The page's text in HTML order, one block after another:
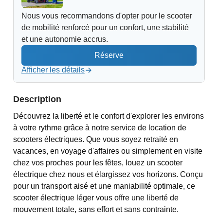
Nous vous recommandons d'opter pour le scooter
de mobilité renforcé pour un confort, une stabilité
et une autonomie accrus.
Afficher les détails
Description
Découvrez la liberté et le confort d'explorer les environs
à votre rythme grâce à notre service de location de
scooters électriques. Que vous soyez retraité en
vacances, en voyage d'affaires ou simplement en visite
chez vos proches pour les fêtes, louez un scooter
électrique chez nous et élargissez vos horizons. Conçu
pour un transport aisé et une maniabilité optimale, ce
scooter électrique léger vous offre une liberté de
mouvement totale, sans effort et sans contrainte.